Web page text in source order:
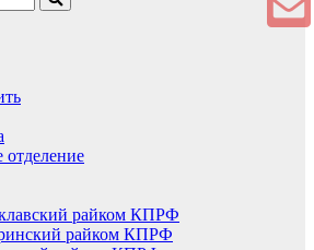
отделение
райком КПРФ
райком КПРФ